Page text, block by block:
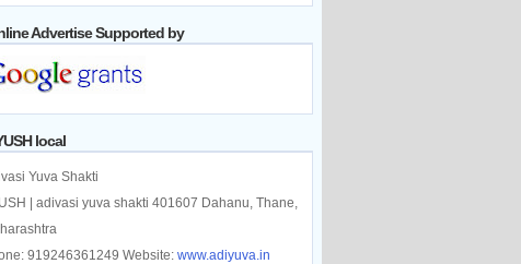
Advertise Supported by
local
Yuva Shakti
| adivasi yuva shakti 401607 Dahanu, Thane,
919246361249 Website: www.adiyuva.in